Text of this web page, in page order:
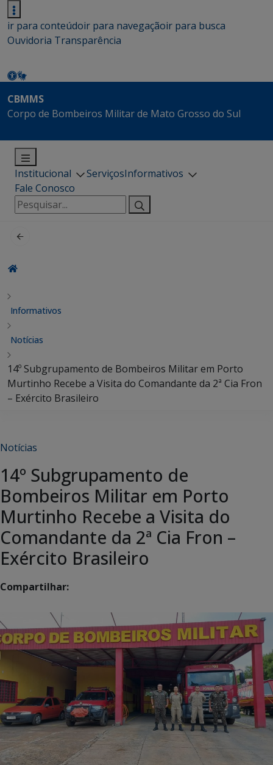
ir para conteúdoir para navegaçãoir para busca
Ouvidoria Transparência
CBMMS
Corpo de Bombeiros Militar de Mato Grosso do Sul
Institucional ServiçosInformativos
Fale Conosco
Pesquisar
por:
Informativos
Notícias
14º Subgrupamento de Bombeiros Militar em Porto
Murtinho Recebe a Visita do Comandante da 2ª Cia Fron
– Exército Brasileiro
Notícias
14º Subgrupamento de
Bombeiros Militar em Porto
Murtinho Recebe a Visita do
Comandante da 2ª Cia Fron –
Exército Brasileiro
Compartilhar: